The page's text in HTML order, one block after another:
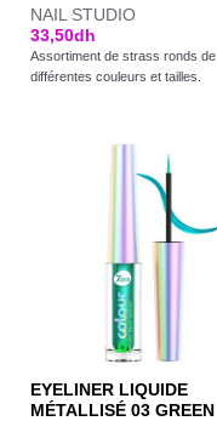
NAIL STUDIO
33,50dh
Assortiment de strass ronds de
différentes couleurs et tailles.
EYELINER LIQUIDE
MÉTALLISÉ 03 GREEN